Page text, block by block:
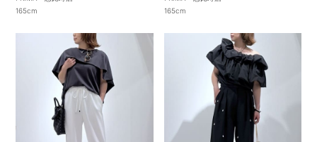
165cm
165cm